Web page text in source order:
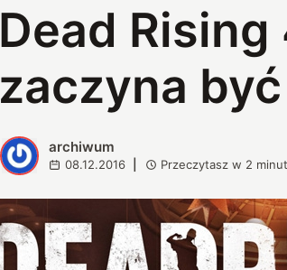
Dead
zaczyna
A archiwum
08.12.2016 Przeczytasz w 2